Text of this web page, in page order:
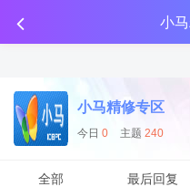
传奇工具分享 点击金币投放广
小
小马精修专区
今日 0 主题 240
全部 最后回复